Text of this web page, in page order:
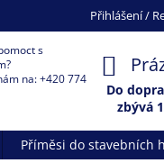
Přihlášení /
s
na: +420 774
Do
zbývá
Příměsi do stavebních